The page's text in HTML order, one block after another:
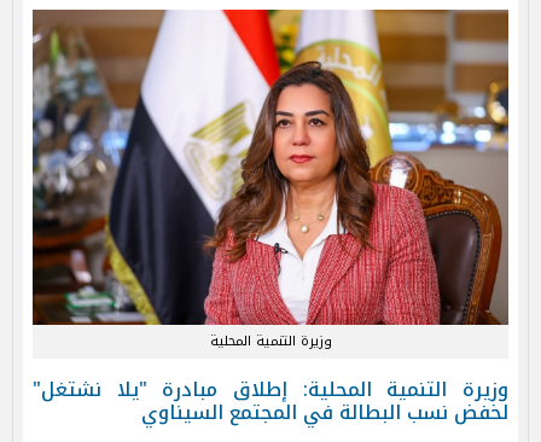
وزيرة التنمية المحلية
وزيرة التنمية المحلية: إطلاق مبادرة "يلا نشتغل"
لخفض نسب البطالة في المجتمع السيناوي